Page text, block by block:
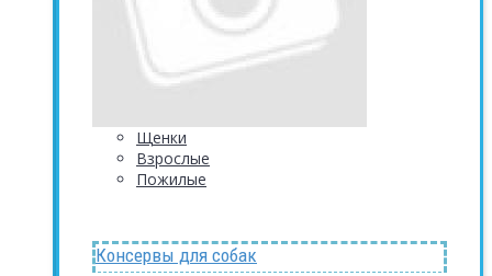
Щенки
Взрослые
Пожилые
Консервы для собак